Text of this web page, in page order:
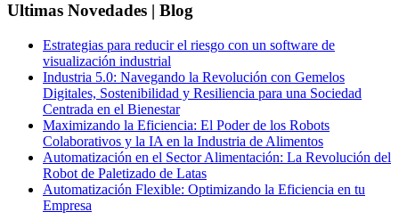
Ultimas Novedades | Blog
Estrategias para reducir el riesgo con un software de
visualización industrial
Industria 5.0: Navegando la Revolución con Gemelos
Digitales, Sostenibilidad y Resiliencia para una Sociedad
Centrada en el Bienestar
Maximizando la Eficiencia: El Poder de los Robots
Colaborativos y la IA en la Industria de Alimentos
Automatización en el Sector Alimentación: La Revolución del
Robot de Paletizado de Latas
Automatización Flexible: Optimizando la Eficiencia en tu
Empresa